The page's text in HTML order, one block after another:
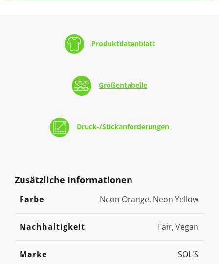
Produktdatenblatt
Größentabelle
Druck-/Stickanforderungen
Zusätzliche Informationen
Farbe Neon Orange, Neon Yellow
Nachhaltigkeit Fair, Vegan
Marke SOL'S